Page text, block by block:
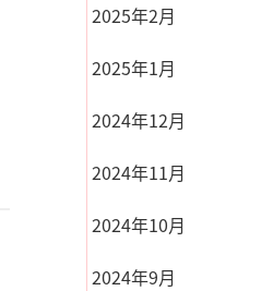
2025年2月
2025年1月
2024年12月
2024年11月
2024年10月
2024年9月